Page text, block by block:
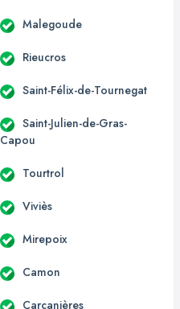
Malegoude
Rieucros
Saint-Félix-de-Tournegat
Saint-Julien-de-Gras-
Capou
Tourtrol
Viviès
Mirepoix
Camon
Carcanières